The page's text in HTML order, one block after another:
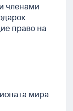
членами
право на
мира